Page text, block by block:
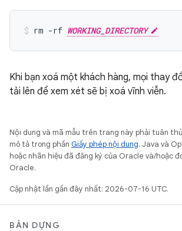
rm -rf WORKING_DIRECTORY
Khi bạn xoá một khách hàng, mọi thay
tải lên để xem xét sẽ bị xoá vĩnh viễn.
Nội dung và mã mẫu trên trang này phải tuân
mô tả trong phần Giấy phép nội dung. Java và
hoặc nhãn hiệu đã đăng ký của Oracle và/hoặc
Oracle.
Cập nhật lần gần đây nhất: 2026-07-16 UTC.
BẢN DỰNG